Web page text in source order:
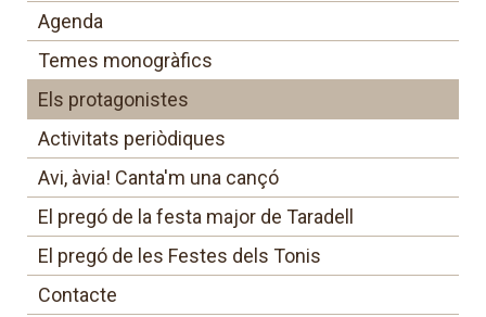
Agenda
Temes monogràfics
Els protagonistes
Activitats periòdiques
Avi, àvia! Canta'm una cançó
El pregó de la festa major de Taradell
El pregó de les Festes dels Tonis
Contacte